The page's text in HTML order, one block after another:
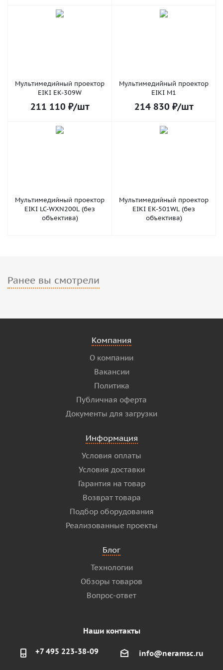
Мультимедийный проектор
EIKI EK-309W
211 110 ₽/шт
Мультимедийный проектор
EIKI M1
214 830 ₽/шт
Мультимедийный проектор
EIKI LC-WXN200L (без
объектива)
Мультимедийный проектор
EIKI EK-501WL (без
объектива)
Ранее вы смотрели
Компания
О компании
Вакансии
Политика
Публичная оферта
Документы для загрузки
Информация
Условия оплаты
Условия доставки
Гарантия на товар
Возврат товара
Подбор оборудования
Реализованные проекты
Блог
Технологии
Обзоры товаров
Вопрос-ответ
Наши контакты
+7 495 223-38-09 info@neramsc.ru